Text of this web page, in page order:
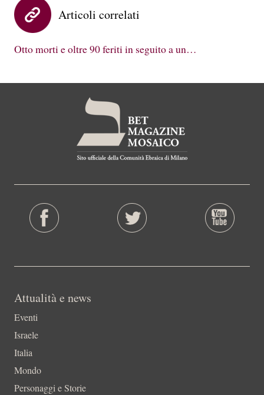
Articoli correlati
Otto morti e oltre 90 feriti in seguito a un…
Attualità e news
Eventi
Israele
Italia
Mondo
Personaggi e Storie